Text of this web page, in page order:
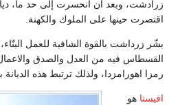
زرادشت، وبعد أن انحسرت إلى حد ما،
اقتصرت حينها على الملوك والكهنة.
بشّر زرداشت بالقوة الشافية للعمل
القسطاس فيه من العدل والصدق
رمزا اهورامزدا، ولذلك ترتبط هذه الديانة
افيستا هو